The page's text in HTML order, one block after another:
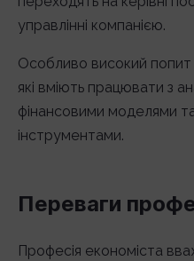
управлінні компанією.
Особливо високий попит
які вміють працювати з
фінансовими моделями
інструментами.
Переваги
Професія економіста